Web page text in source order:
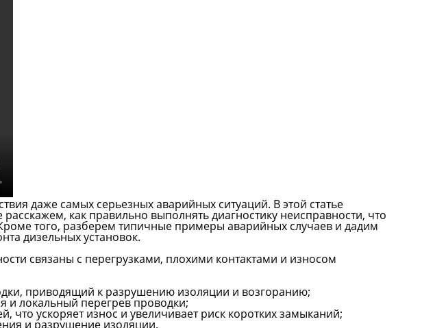
даже самых серьезных аварийных ситуаций. В этой статье
как правильно выполнять диагностику неисправности, что
того, разберем типичные примеры аварийных случаев и дадим
дизельных установок.
связаны с перегрузками, плохими контактами и износом
приводящий к разрушению изоляции и возгоранию;
и локальный перегрев проводки;
ускоряет износ и увеличивает риск коротких замыканий;
и разрушение изоляции.